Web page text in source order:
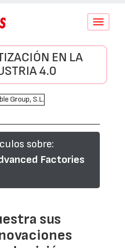
Conmutar
EN LA
4.0
sobre:
Factories
sus